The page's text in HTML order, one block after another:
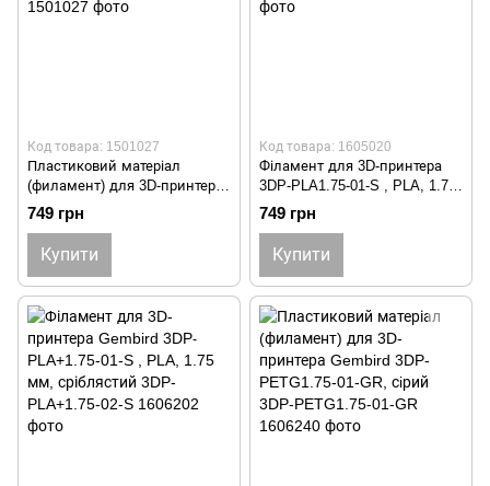
Код товара: 1501027
Пластиковий матеріал
(филамент) для 3D-принтера
3DP-PLA1.75-01-TR 3DP-
PLA1.75-01-TR
749 грн
Купити
Код товара: 1605020
Філамент для 3D-принтера
3DP-PLA1.75-01-S , PLA, 1.75
мм, сріблястий 3DP-PLA1.75-
01-S
749 грн
Купити